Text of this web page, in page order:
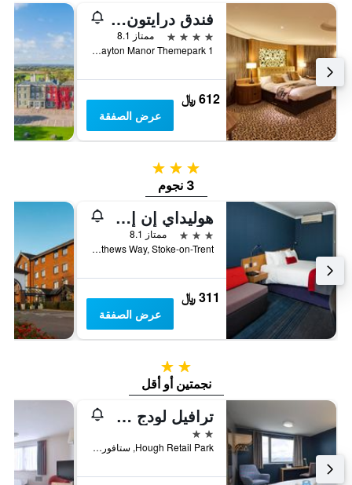
فندق درايتون مانور
4 نجوم
ممتاز 8.1
Drayton Manor Themepark 1, تامورث, المملكة المتحدة
612 ﷼
عرض الصفقة
3 نجوم
3 نجوم
هوليداي إن إكسبرس سشوتكيه أون ترينت باي آيتش جي
3 نجوم
ممتاز 8.1
Sir Stanley Matthews Way, Stoke-on-Trent, المملكة المتحدة
311 ﷼
عرض الصفقة
2 نجمتين
نجمتين أو أقل
ترافيل لودج ستافورد سنترال
2 نجمتين
Hough Retail Park, ستافورد, المملكة المتحدة